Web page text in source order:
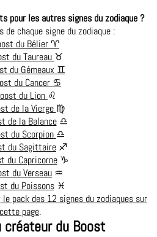
pour les autres signes du zodiaque ?
de chaque signe du zodiaque :
du Bélier ♈
du Taureau ♉
du Gémeaux ♊
du Cancer ♋
du Lion ♌️
de la Vierge ♍
de la Balance♎
du Scorpion ♎
du Sagittaire ♐
du Capricorne♑
du Verseau ♒
du Poissons♓
le pack des 12 signes du zodiaques sur
cette page.
créateur du Boost